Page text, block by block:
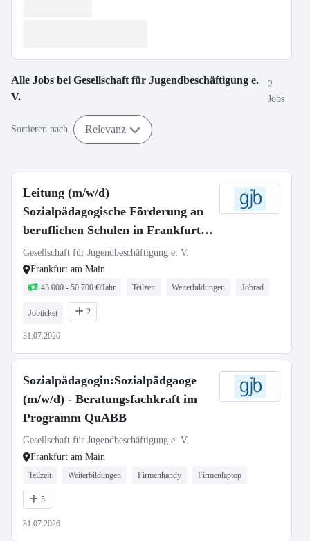
Alle Jobs bei Gesellschaft für Jugendbeschäftigung e.
V.
2
Jobs
Sortieren nach Relevanz
Leitung (m/w/d)
Sozialpädagogische Förderung an
beruflichen Schulen in Frankfurt I
30 Std/Woche
Gesellschaft für Jugendbeschäftigung e. V.
Frankfurt am Main
43.000 - 50.700 €/Jahr Teilzeit Weiterbildungen Jobrad
Jobticket 2
31.07.2026
Sozialpädagogin:Sozialpädgaoge
(m/w/d) - Beratungsfachkraft im
Programm QuABB
Gesellschaft für Jugendbeschäftigung e. V.
Frankfurt am Main
Teilzeit Weiterbildungen Firmenhandy Firmenlaptop
5
31.07.2026